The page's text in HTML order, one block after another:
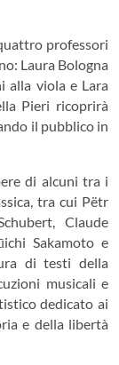
professori
Laura Bologna
alla viola e Lara
Pieri ricoprirà
il pubblico in
di alcuni tra i
tra cui Pëtr
Claude
Sakamoto e
di testi della
musicali e
dedicato ai
e della libertà